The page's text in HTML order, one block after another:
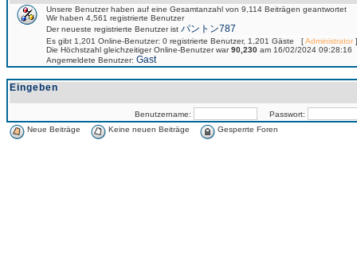
Unsere Benutzer haben auf eine Gesamtanzahl von 9,114 Beiträgen geantwortet
Wir haben 4,561 registrierte Benutzer
Der neueste registrierte Benutzer ist パントン787
Es gibt 1,201 Online-Benutzer: 0 registrierte Benutzer, 1,201 Gäste [Administrator
Die Höchstzahl gleichzeitiger Online-Benutzer war90,230 am 16/02/2024 09:28:16
Angemeldete Benutzer: Gast
Eingeben
Benutzername:
Passwort:
Neue Beiträge
Keine neuen Beiträge Gesperrte Foren